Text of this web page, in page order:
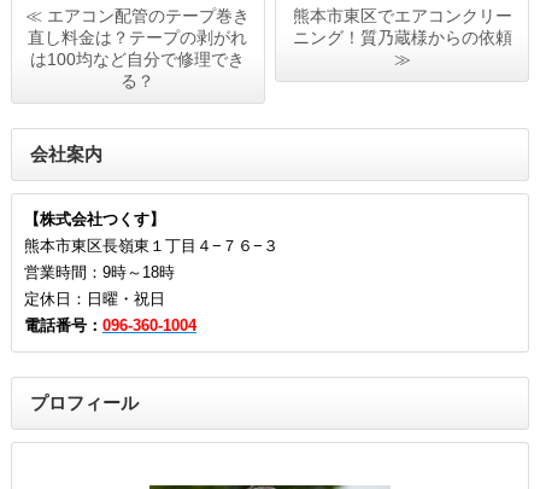
≪ エアコン配管のテープ巻き
直し料金は？テープの剥がれ
は100均など自分で修理でき
る？
熊本市東区でエアコンクリー
ニング！質乃蔵様からの依頼
≫
会社案内
【株式会社つくす】
熊本市東区長嶺東１丁目４−７６−３
営業時間：9時～18時
定休日：日曜・祝日
電話番号： 096-360-1004
プロフィール